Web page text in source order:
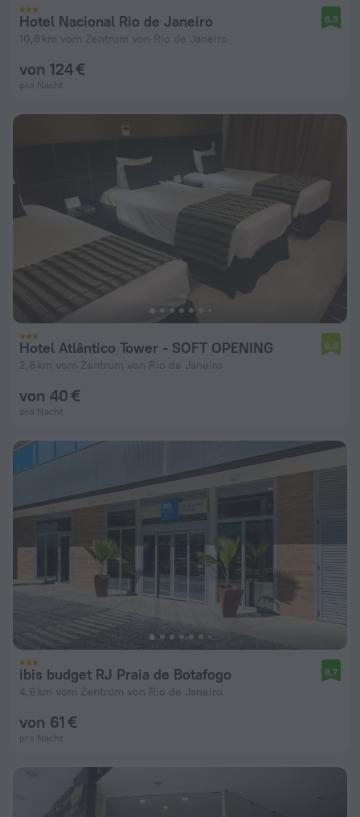
Hotel Nacional Rio de Janeiro
10,8 km vom Zentrum von Rio de Janeiro
8,8
von 124 €
pro Nacht
Hotel Atlântico Tower - SOFT OPENING
2,8 km vom Zentrum von Rio de Janeiro
6,8
von 40 €
pro Nacht
ibis budget RJ Praia de Botafogo
4,6 km vom Zentrum von Rio de Janeiro
8,7
von 61 €
pro Nacht